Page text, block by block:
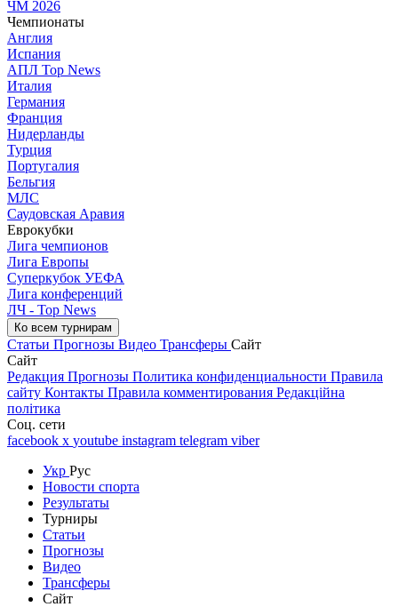
ЧМ 2026
Чемпионаты
Англия
Испания
АПЛ Top News
Италия
Германия
Франция
Нидерланды
Турция
Португалия
Бельгия
МЛС
Саудовская Аравия
Еврокубки
Лига чемпионов
Лига Европы
Суперкубок УЕФА
Лига конференций
ЛЧ - Top News
Ко всем турнирам
Статьи Прогнозы Видео Трансферы Сайт
Сайт
Редакция Прогнозы Политика конфиденциальности Правила
сайту Контакты Правила комментирования Редакційна
політика
Соц. сети
facebook x youtube instagram telegram viber
Укр Рус
Новости спорта
Результаты
Турниры
Статьи
Прогнозы
Видео
Трансферы
Сайт